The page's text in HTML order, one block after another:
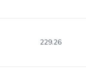
229.26